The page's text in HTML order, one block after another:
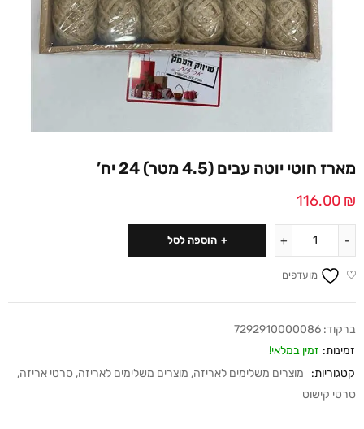
מארז חוטי יוטה עבים (4.5 מטר) 24 יח’
116.00 ₪
הוספה לסל
מועדפים
ברקוד: 7292910000086
זמינות: זמין במלאי!
קטגוריות:
מוצרים משלימים לאריזה, מוצרים משלימים לאריזה, סרטי אריזה,
סרטי קישוט